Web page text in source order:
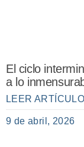
El ciclo
a lo
LEER
9 de abril, 2026